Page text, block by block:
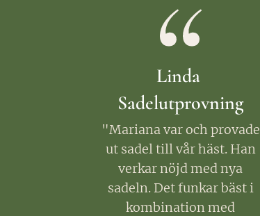
Linda
Sadelutprovning
"Mariana var och provade
ut sadel till vår häst. Han
verkar nöjd med nya
sadeln. Det funkar bäst i
kombination med